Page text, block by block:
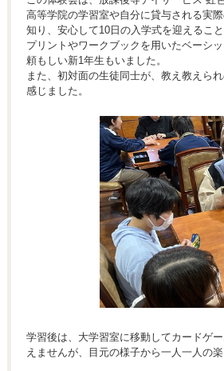
高等学院の学習室や自分に貸与される実
知り、安心して10日の入学式を迎えるこ
プリントやワークブックを用いたベーシ
頼もしい新1年生もいました。
また、初対面の生徒同士が、教え教えら
感じました。
学習後は、大学習室に移動してカードゲ
えませんが、目元の様子から一人一人の